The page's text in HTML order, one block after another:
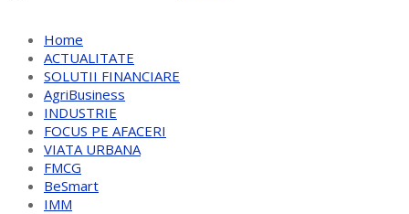
Home
ACTUALITATE
SOLUTII FINANCIARE
AgriBusiness
INDUSTRIE
FOCUS PE AFACERI
VIATA URBANA
FMCG
BeSmart
IMM